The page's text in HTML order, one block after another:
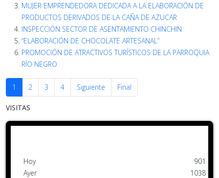
MUJER EMPRENDEDORA DEDICADA A LA ELABORACIÓN DE
PRODUCTOS DERIVADOS DE LA CAÑA DE AZUCAR
INSPECCIÓN SECTOR DE ASENTAMIENTO CHINCHIN
“ELABORACIÓN DE CHOCOLATE ARTESANAL”
PROMOCIÓN DE ATRACTIVOS TURÍSTICOS DE LA PARROQUIA
RÍO NEGRO
1 2 3 4 Siguiente Final
VISITAS
Hoy
Ayer
901
1038